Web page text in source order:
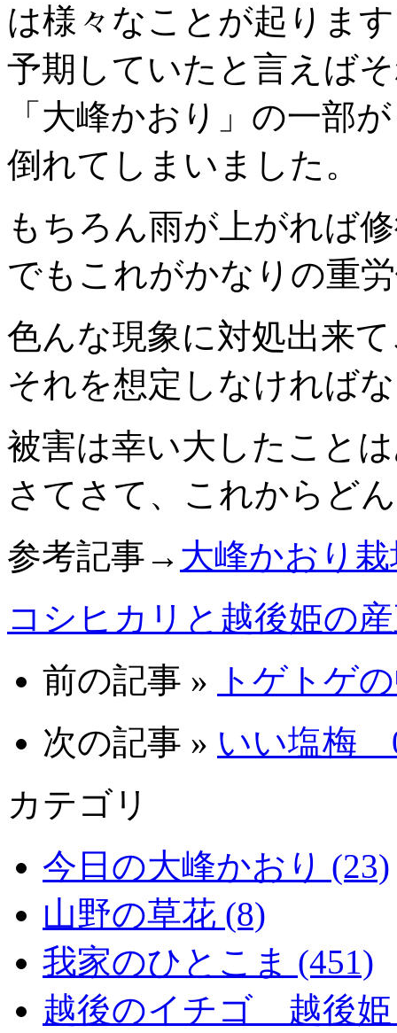
は様々なことが起りま
予期していたと言えば
「大峰かおり」の一部が
倒れてしまいました。
もちろん雨が上がれば
でもこれがかなりの重
色んな現象に対処出来
それを想定しなければ
被害は幸い大したこと
さてさて、これからど
参考記事→ 大峰かおり
コシヒカリと越後姫の
前の記事 »
トゲトゲ
次の記事 » いい塩梅
カテゴリ
今日の大峰かおり (23)
山野の草花 (8)
我家のひとこま (451)
越後のイチゴ 越後姫